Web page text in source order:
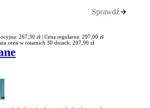
Sprawdź
267,30 zł | Cena regularna: 297,00 zł
cena w ostatnich 30 dniach: 207,90 zł